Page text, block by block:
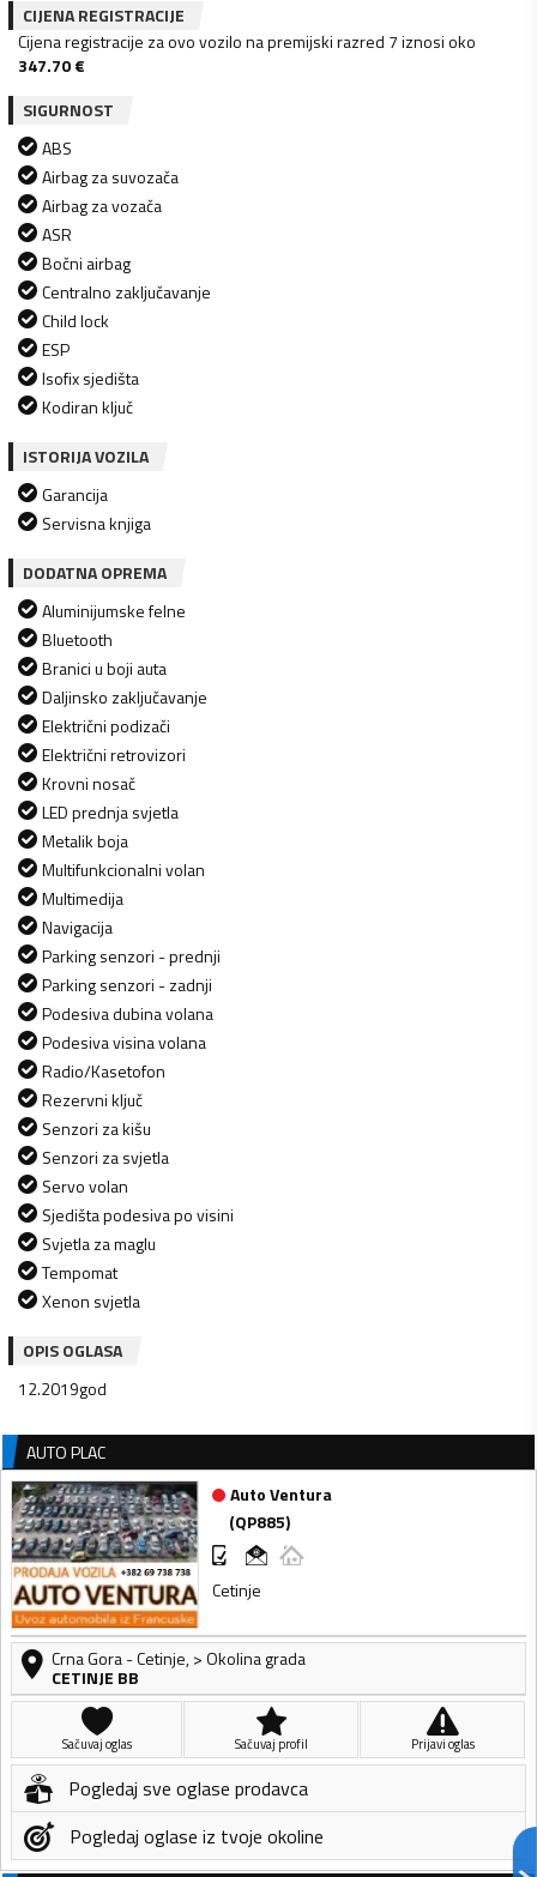
CIJENA REGISTRACIJE
Cijena registracije za ovo vozilo na premijski razred 7 iznosi oko
347.70€
SIGURNOST
ABS
Airbag za suvozača
Airbag za vozača
ASR
Bočni airbag
Centralno zaključavanje
Child lock
ESP
Isofix sjedišta
Kodiran ključ
ISTORIJA VOZILA
Garancija
Servisna knjiga
DODATNA OPREMA
Aluminijumske felne
Bluetooth
Branici u boji auta
Daljinsko zaključavanje
Električni podizači
Električni retrovizori
Krovni nosač
LED prednja svjetla
Metalik boja
Multifunkcionalni volan
Multimedija
Navigacija
Parking senzori - prednji
Parking senzori - zadnji
Podesiva dubina volana
Podesiva visina volana
Radio/Kasetofon
Rezervni ključ
Senzori za kišu
Senzori za svjetla
Servo volan
Sjedišta podesiva po visini
Svjetla za maglu
Tempomat
Xenon svjetla
OPIS OGLASA
12.2019god
AUTO PLAC
Auto Ventura
(QP885)
Cetinje
Crna Gora-Cetinje,> Okolina grada
CETINJE BB
Sačuvaj oglas Sačuvaj profil Prijavi oglas
Pogledaj sve oglase prodavca
Pogledaj oglase iz tvoje okoline